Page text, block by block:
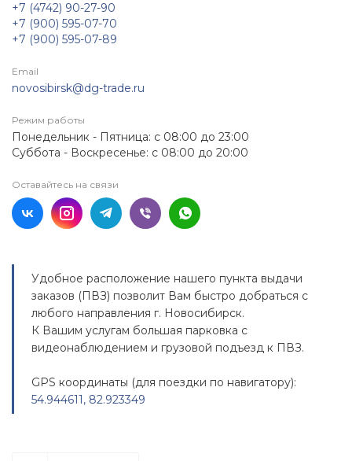
+7 (4742) 90-27-90
+7 (900) 595-07-70
+7 (900) 595-07-89
Email
novosibirsk@dg-trade.ru
Режим работы
Понедельник - Пятница: с 08:00 до 23:00
Суббота - Воскресенье: с 08:00 до 20:00
Оставайтесь на связи
Удобное расположение нашего пункта выдачи
заказов (ПВЗ) позволит Вам быстро добраться с
любого направления г. Новосибирск.
К Вашим услугам большая парковка с
видеонаблюдением и грузовой подъезд к ПВЗ.
GPS координаты (для поездки по навигатору):
54.944611, 82.923349